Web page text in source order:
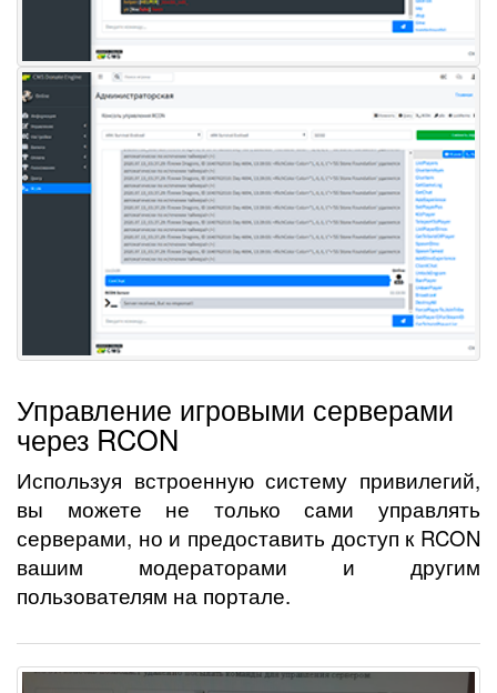
Управление игровыми серверами
через RCON
Используя встроенную систему привилегий,
вы можете не только сами управлять
серверами, но и предоставить доступ к RCON
вашим модераторами и другим
пользователям на портале.